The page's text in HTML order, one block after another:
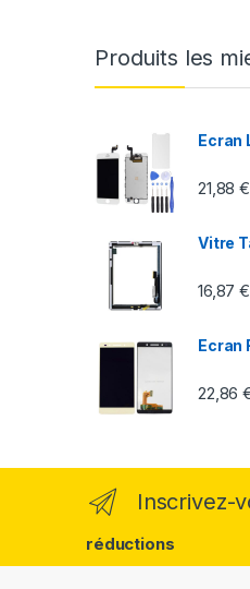
Produits les
Ecran
21,88€
Vitre
16,87€
Ecran
22,86
Inscrivez-
réductions